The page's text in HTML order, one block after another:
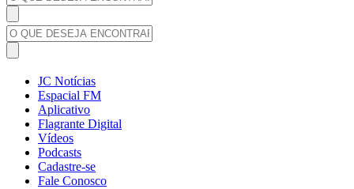
JC Notícias
Espacial FM
Aplicativo
Flagrante Digital
Vídeos
Podcasts
Cadastre-se
Fale Conosco